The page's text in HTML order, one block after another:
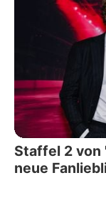
Staffel 2 von
neue